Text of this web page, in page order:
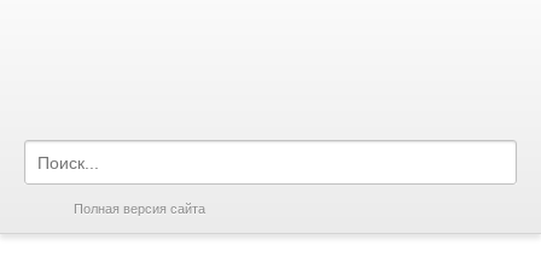
Полная версия сайта